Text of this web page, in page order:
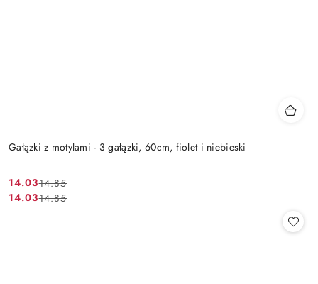
Gałązki z motylami - 3 gałązki, 60cm, fiolet i niebieski
Cena
promocyjna:
14.03
Cena
przed
14.85
Cena
14.03
Cena 14.85